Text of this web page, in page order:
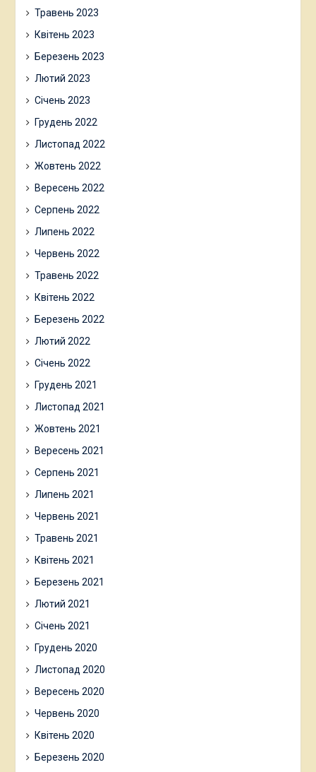
Травень 2023
Квітень 2023
Березень 2023
Лютий 2023
Січень 2023
Грудень 2022
Листопад 2022
Жовтень 2022
Вересень 2022
Серпень 2022
Липень 2022
Червень 2022
Травень 2022
Квітень 2022
Березень 2022
Лютий 2022
Січень 2022
Грудень 2021
Листопад 2021
Жовтень 2021
Вересень 2021
Серпень 2021
Липень 2021
Червень 2021
Травень 2021
Квітень 2021
Березень 2021
Лютий 2021
Січень 2021
Грудень 2020
Листопад 2020
Вересень 2020
Червень 2020
Квітень 2020
Березень 2020